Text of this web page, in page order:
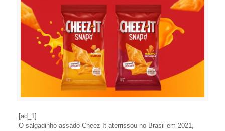
[ad_1]
O salgadinho assado Cheez-It aterrissou no Brasil em 2021,